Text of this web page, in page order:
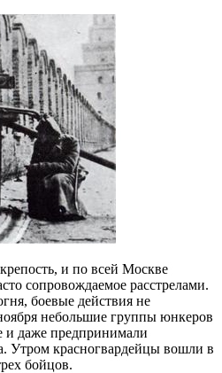
и по всей Москве
сопровождаемое расстрелами.
боевые действия не
небольшие группы юнкеров
и даже предпринимали
Утром красногвардейцы вошли в
бойцов.